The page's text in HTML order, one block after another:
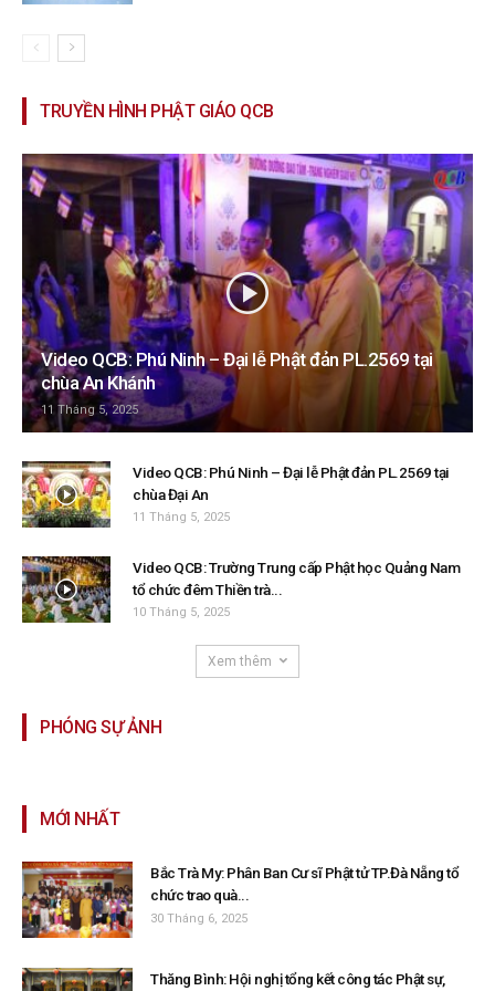
TRUYỀN HÌNH PHẬT GIÁO QCB
Video QCB: Phú Ninh – Đại lễ Phật đản PL.2569 tại
chùa An Khánh
11 Tháng 5, 2025
Video QCB: Phú Ninh – Đại lễ Phật đản PL.2569 tại
chùa Đại An
11 Tháng 5, 2025
Video QCB: Trường Trung cấp Phật học Quảng Nam
tổ chức đêm Thiền trà...
10 Tháng 5, 2025
Xem thêm
PHÓNG SỰ ẢNH
MỚI NHẤT
Bắc Trà My: Phân Ban Cư sĩ Phật tử TP.Đà Nẵng tổ
chức trao quà...
30 Tháng 6, 2025
Thăng Bình: Hội nghị tổng kết công tác Phật sự,